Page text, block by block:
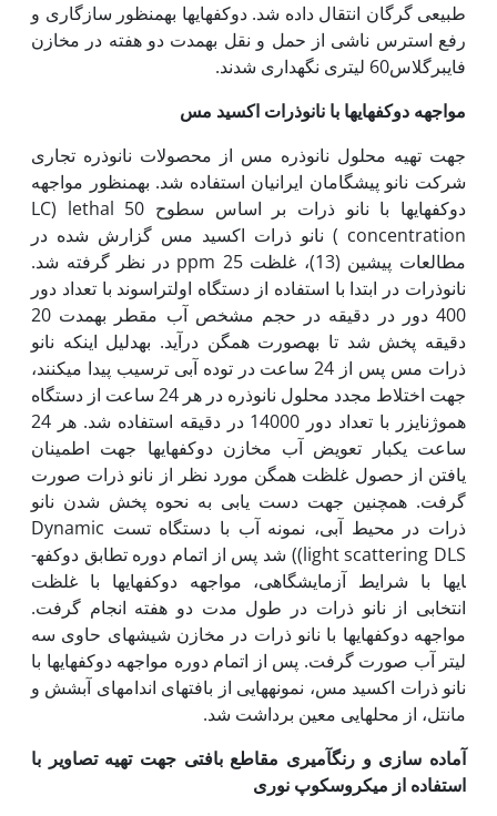
طبیعی گرگان انتقال داده شد. دوکفه­ای­ها به‏منظور سازگاری و
رفع استرس ناشی از حمل و نقل به‏مدت دو هفته در مخازن
فایبرگلاس60 لیتری نگه‏داری شدند.
مواجهه دوکفه­ای­ها با نانوذرات اکسید مس
جهت تهیه محلول نانو­ذره مس از محصولات نانوذره تجاری
شرکت نانو پیشگامان ایرانیان استفاده شد. به‏منظور مواجهه
دوکفه­ای­ها با نانو ذرات بر اساس سطوح 50 LC) lethal
concentration ) نانو ذرات اکسید مس گزارش شده در
مطالعات پیشین (13)، غلظت ppm 25 در نظر گرفته شد.
نانوذرات در ابتدا با استفاده از دستگاه اولتراسوند با تعداد دور
400 دور در دقیقه در حجم مشخص آب مقطر به‏مدت 20
دقیقه پخش شد تا به‏صورت همگن درآید. به‏دلیل اینکه نانو
ذرات مس پس از 24 ساعت در توده آبی ترسیب پیدا می­کنند،
جهت اختلاط مجدد محلول نانوذره در هر 24 ساعت از دستگاه
هموژنایزر با تعداد دور 14000 در دقیقه استفاده شد. هر 24
ساعت یک‏بار تعویض آب مخازن دوکفه­ای­ها جهت اطمینان
یافتن از حصول غلظت همگن مورد نظر از نانو ذرات صورت
گرفت. همچنین جهت دست یابی به نحوه پخش شدن نانو
ذرات در محیط آبی، نمونه آب با دستگاه تست Dynamic
light scattering DLS)) شد پس از اتمام دوره تطابق دوکفه­
ای­ها با شرایط آزمایشگاهی، مواجهه دوکفه­ای­ها با غلظت
انتخابی از نانو ذرات در طول مدت دو هفته انجام گرفت.
مواجهه دوکفه­ای­ها با نانو ذرات در مخازن شیشه­ای حاوی سه
لیتر آب صورت گرفت. پس از اتمام دوره مواجهه دوکفه­ای­ها با
نانو ذرات اکسید مس، نمونه­هایی از بافت­های اندام­های آبشش و
مانتل، از محل­هایی معین برداشت شد.
آماده سازی و رنگ­آمیری مقاطع بافتی جهت تهیه تصاویر با
استفاده از میکروسکوپ نوری